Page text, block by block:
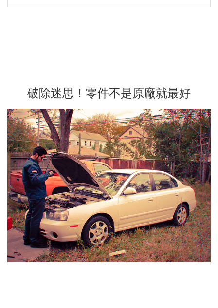
破除迷思！零件不是原廠就最好